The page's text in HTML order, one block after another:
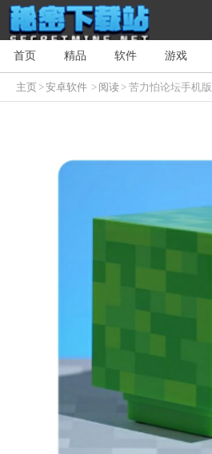
首页 精品 软件 游戏
主页>安卓软件 > 阅读> 苦力怕论坛手机版